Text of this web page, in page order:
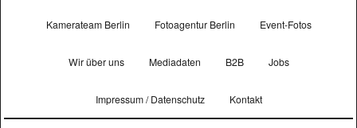
Kamerateam Berlin Fotoagentur Berlin Event-Fotos
Wir über uns Mediadaten B2B Jobs
Impressum / Datenschutz Kontakt